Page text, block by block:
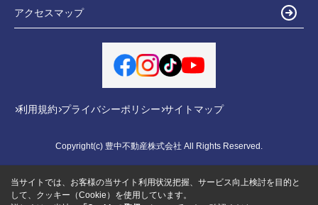
アクセスマップ
利用規約 プライバシーポリシー サイトマップ
Copyright(c) 豊中不動産株式会社 All Rights Reserved.
当サイトでは、お客様の当サイト利用状況把握、サービス向上検討を目的と
して、クッキー（Cookie）を使用しています。